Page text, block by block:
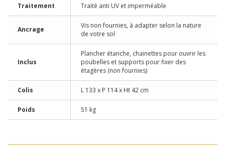
Traitement Traité anti UV et imperméable
Ancrage
Vis non fournies, à adapter selon la nature
de votre sol
Inclus
Plancher étanche, chainettes pour ouvrir les
poubelles et supports pour fixer des
étagères (non fournies)
Colis L 133 x P 114 x Ht 42 cm
Poids 51 kg